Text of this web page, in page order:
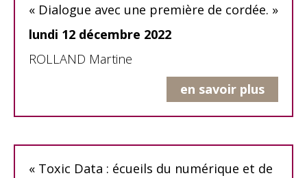
« Dialogue avec une première de cordée. »
lundi 12 décembre 2022
ROLLAND Martine
en savoir plus
« Toxic Data : écueils du numérique et de